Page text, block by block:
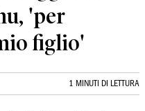
'per
figlio'
1 MINUTI DI LETTURA